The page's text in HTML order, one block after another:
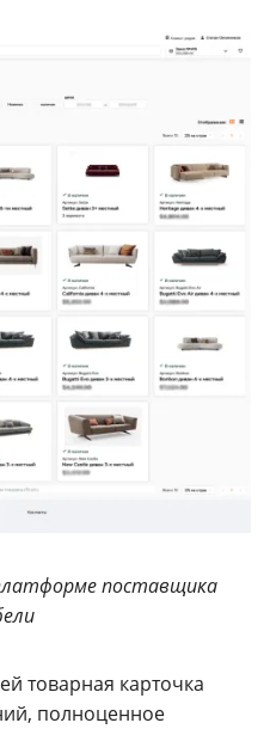
поставщика
товарная карточка
полноценное